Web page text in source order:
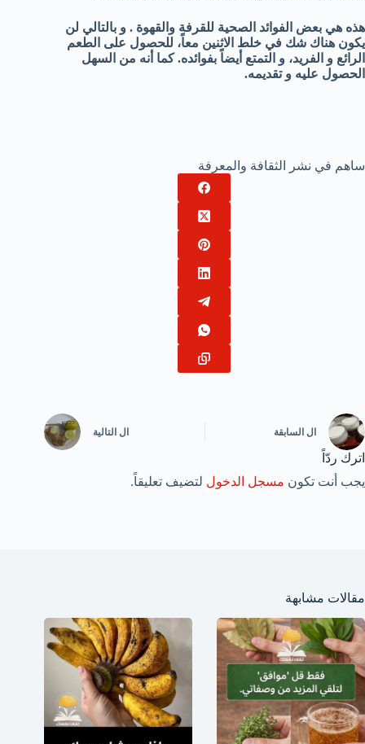
هذه هي بعض الفوائد الصحية للقرفة والقهوة . و بالتالي لن
يكون هناك شك في خلط الاثنين معاً، للحصول على الطعم
الرائع و الفريد، و التمتع أيضاً بفوائده. كما أنه من السهل
الحصول عليه و تقديمه.
ساهم في نشر الثقافة والمعرفة
ال السابقة ال التالية
اترك ردّاً
يجب أنت تكون مسجل الدخول لتضيف تعليقاً.
مقالات مشابهة